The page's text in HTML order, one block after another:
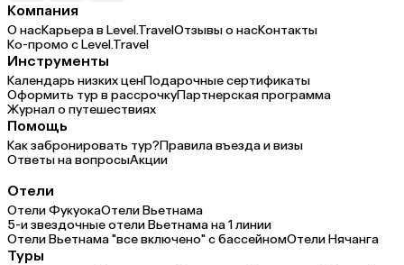
Компания
О насКарьера в Level.TravelОтзывы о насКонтакты
Ко-промо с Level.Travel
Инструменты
Календарь низких ценПодарочные сертификаты
Оформить тур в рассрочкуПартнерская программа
Журнал о путешествиях
Помощь
Как забронировать тур?Правила въезда и визы
Ответы на вопросыАкции
Отели
Отели ФукуокаОтели Вьетнама
5-и звездочные отели Вьетнама на 1 линии
Отели Вьетнама "все включено" с бассейномОтели Нячанга
Туры